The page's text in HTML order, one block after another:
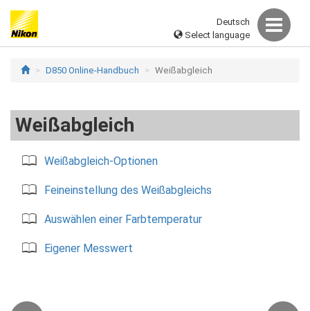
Deutsch
Select language
D850 Online-Handbuch Weißabgleich
Weißabgleich
Weißabgleich-Optionen
Feineinstellung des Weißabgleichs
Auswählen einer Farbtemperatur
Eigener Messwert